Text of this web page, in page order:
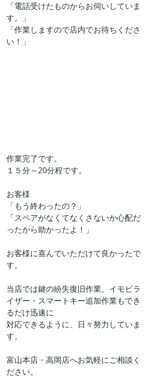
「電話受けたものからお伺いしていま
す。」
「作業しますので店内でお待ちくださ
い！」
作業完了です。
１５分～20分程です。
お客様
「もう終わったの？」
「スペアがなくてなくさないか心配だ
ったから助かったよ！」
お客様に喜んでいただけて良かったで
す。
当店では鍵の紛失復旧作業、イモビラ
イザー・スマートキー追加作業もでき
るだけ迅速に
対応できるように、日々努力していま
す。
富山本店・高岡店へお気軽にご相談く
ださい。